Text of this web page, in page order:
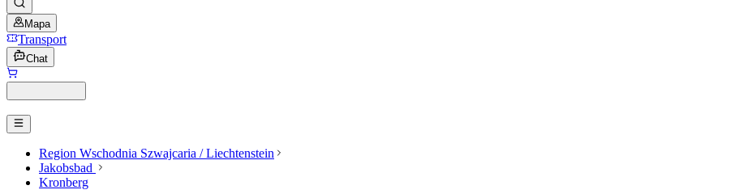
Mapa
Transport
Chat
Region Wschodnia Szwajcaria / Liechtenstein
Jakobsbad
Kronberg